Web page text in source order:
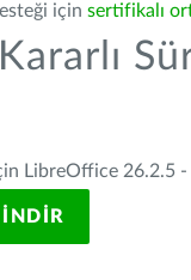
için sertifikalı
LibreOffice 26.2.5 -